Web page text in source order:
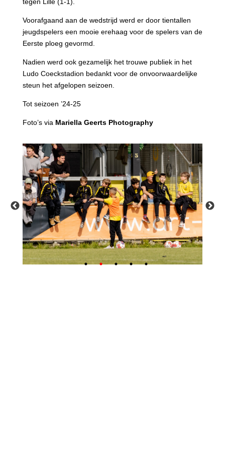
tegen Lille (1-1).
Voorafgaand aan de wedstrijd werd er door tientallen
jeugdspelers een mooie erehaag voor de spelers van de
Eerste ploeg gevormd.
Nadien werd ook gezamelijk het trouwe publiek in het
Ludo Coeckstadion bedankt voor de onvoorwaardelijke
steun het afgelopen seizoen.
Tot seizoen ’24-25
Foto’s via Mariella Geerts Photography